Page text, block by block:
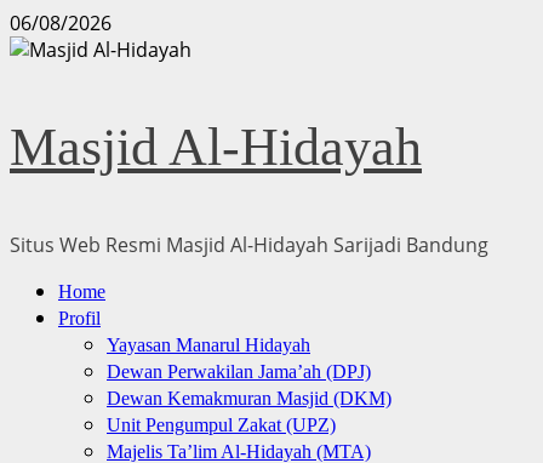
Skip
to
06/08/2026
Masjid Al-Hidayah
Situs Web Resmi Masjid Al-Hidayah Sarijadi Bandung
Primary
Menu
Home
Profil
Yayasan Manarul Hidayah
Dewan Perwakilan Jama’ah (DPJ)
Dewan Kemakmuran Masjid (DKM)
Unit Pengumpul Zakat (UPZ)
Majelis Ta’lim Al-Hidayah (MTA)